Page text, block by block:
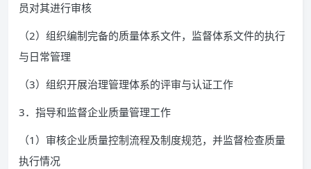
员对其进行审核
（2）组织编制完备的质量体系文件，监督体系文件的执行
与日常管理
（3）组织开展治理管理体系的评审与认证工作
3．指导和监督企业质量管理工作
（1）审核企业质量控制流程及制度规范，并监督检查质量
执行情况